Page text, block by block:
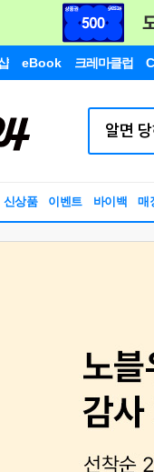
eBook 크레마클럽
신상품 이벤트 바이백 매